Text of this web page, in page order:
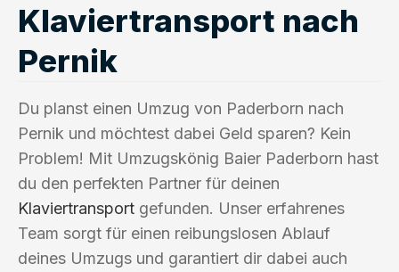
Klaviertransport nach
Pernik
Du planst einen Umzug von Paderborn nach
Pernik und möchtest dabei Geld sparen? Kein
Problem! Mit Umzugskönig Baier Paderborn hast
du den perfekten Partner für deinen
Klaviertransport gefunden. Unser erfahrenes
Team sorgt für einen reibungslosen Ablauf
deines Umzugs und garantiert dir dabei auch